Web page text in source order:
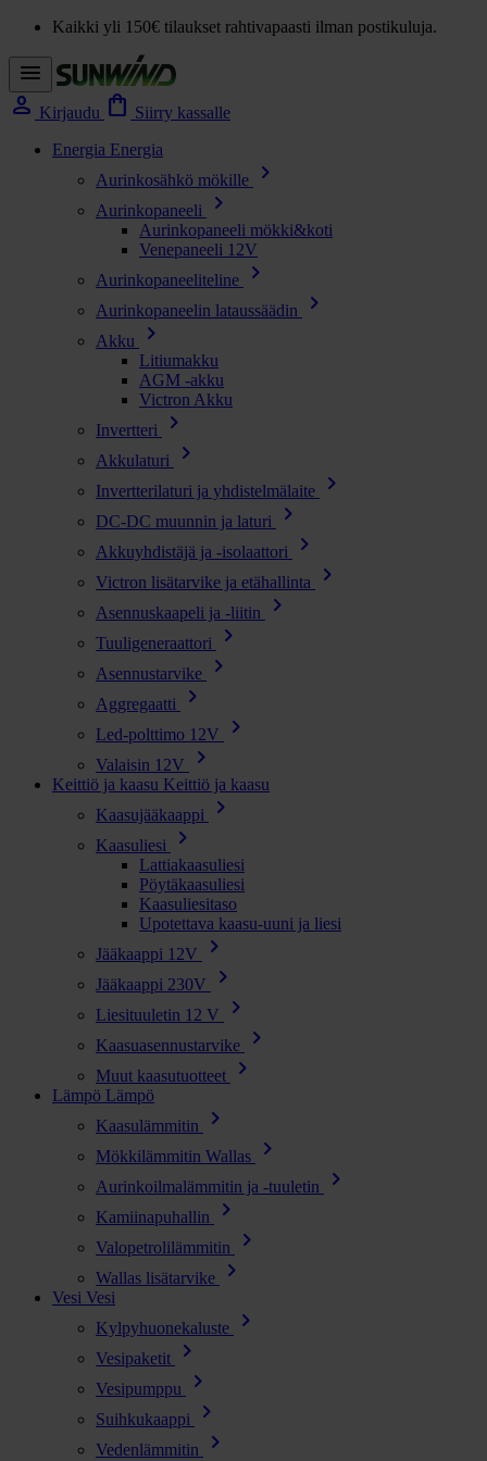
Kaikki yli 150€ tilaukset rahtivapaasti ilman postikuluja.
menu
person Kirjaudu shopping_bag Siirry kassalle
Energia Energia
Aurinkosähkö mökille
chevron_right
Aurinkopaneeli chevron_right
Aurinkopaneeli mökki&koti
Venepaneeli 12V
Aurinkopaneeliteline
chevron_right
Aurinkopaneelin lataussäädin chevron_right
Akku chevron_right
Litiumakku
AGM -akku
Victron Akku
Invertteri
chevron_right
Akkulaturi chevron_right
Invertterilaturi ja yhdistelmälaite chevron_right
DC-DC muunnin ja laturi chevron_right
Akkuyhdistäjä ja -isolaattori chevron_right
Victron lisätarvike ja etähallinta chevron_right
Asennuskaapeli ja -liitin chevron_right
Tuuligeneraattori chevron_right
Asennustarvike chevron_right
Aggregaatti chevron_right
Led-polttimo 12V chevron_right
Valaisin 12V chevron_right
Keittiö ja kaasu Keittiö ja kaasu
Kaasujääkaappi
chevron_right
Kaasuliesi chevron_right
Lattiakaasuliesi
Pöytäkaasuliesi
Kaasuliesitaso
Upotettava kaasu-uuni ja liesi
Jääkaappi 12V
chevron_right
Jääkaappi 230V chevron_right
Liesituuletin 12 V chevron_right
Kaasuasennustarvike chevron_right
Muut kaasutuotteet chevron_right
Lämpö Lämpö
Kaasulämmitin
chevron_right
Mökkilämmitin Wallas chevron_right
Aurinkoilmalämmitin ja -tuuletin chevron_right
Kamiinapuhallin chevron_right
Valopetrolilämmitin chevron_right
Wallas lisätarvike chevron_right
Vesi Vesi
Kylpyhuonekaluste
chevron_right
Vesipaketit chevron_right
Vesipumppu chevron_right
Suihkukaappi chevron_right
Vedenlämmitin chevron_right